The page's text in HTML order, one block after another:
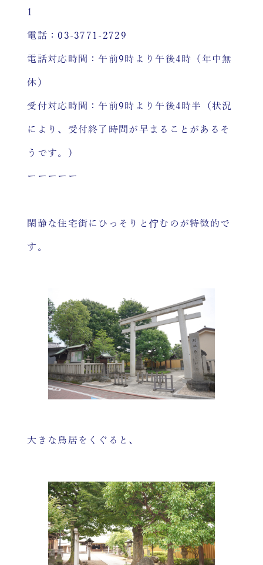
1
電話：03-3771-2729
電話対応時間：午前9時より午後4時（年中無
休）
受付対応時間：午前9時より午後4時半（状況
により、受付終了時間が早まることがあるそ
うです。）
ーーーーー
閑静な住宅街にひっそりと佇むのが特徴的で
す。
大きな鳥居をくぐると、